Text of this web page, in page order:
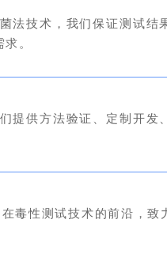
法技术，我们保证测试结
求 。
提供方法验证、定制开发
毒性测试技术的前沿，致